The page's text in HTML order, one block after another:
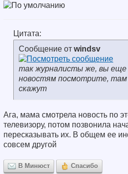
Цитата:
Сообщение от windsv
так журналисты же, вы еще
новостям посмотрите,
скажут
Ага, мама смотрела новость по
телевизору, потом позвонила
пересказывать их. В общем ее
совсем другой
В Минюст Спасибо